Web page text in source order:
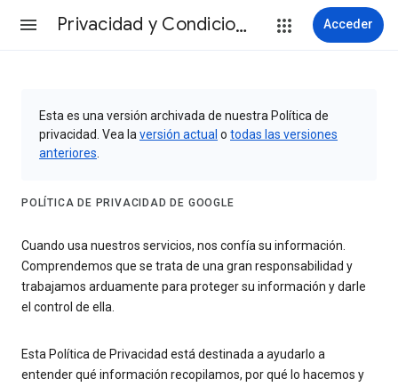
Privacidad y Condiciones Acceder
Esta es una versión archivada de nuestra Política de
privacidad. Vea la versión actual o todas las versiones
anteriores
POLÍTICA DE PRIVACIDAD DE GOOGLE
Cuando usa nuestros servicios, nos confía su información.
Comprendemos que se trata de una gran responsabilidad y
trabajamos arduamente para proteger su información y darle
el control de ella.
Esta Política de Privacidad está destinada a ayudarlo a
entender qué información recopilamos, por qué lo hacemos y